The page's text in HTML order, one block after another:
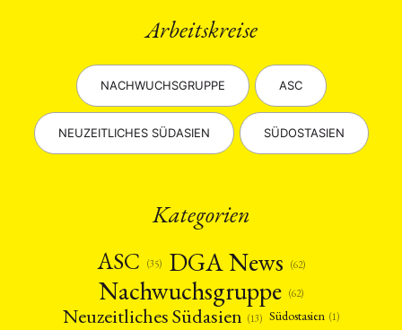
Arbeitskreise
NACHWUCHSGRUPPE ASC
NEUZEITLICHES SÜDASIEN SÜDOSTASIEN
Kategorien
ASC
(35) DGA News (62)
Nachwuchsgruppe (62)
Neuzeitliches Südasien (13) Südostasien (1)